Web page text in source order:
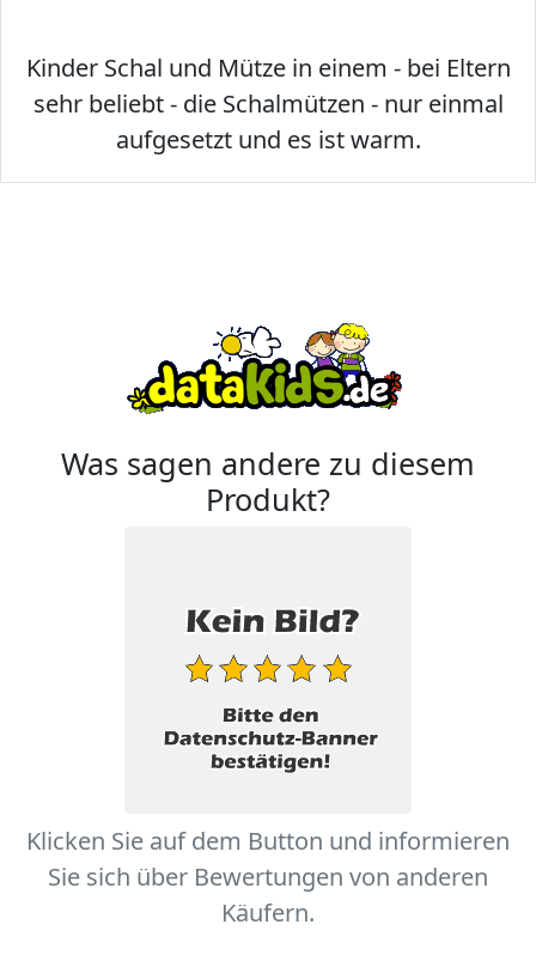
Kinder Schal und Mütze in einem - bei Eltern
sehr beliebt - die Schalmützen - nur einmal
aufgesetzt und es ist warm.
Was sagen andere zu diesem
Produkt?
Klicken Sie auf dem Button und informieren
Sie sich über Bewertungen von anderen
Käufern.